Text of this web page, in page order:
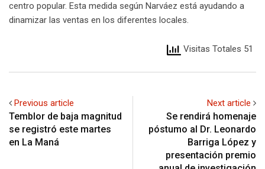
centro popular. Esta medida según Narváez está ayudando a
dinamizar las ventas en los diferentes locales.
Visitas Totales 51
Previous article
Temblor de baja magnitud
se registró este martes
en La Maná
Next article
Se rendirá homenaje
póstumo al Dr. Leonardo
Barriga López y
presentación premio